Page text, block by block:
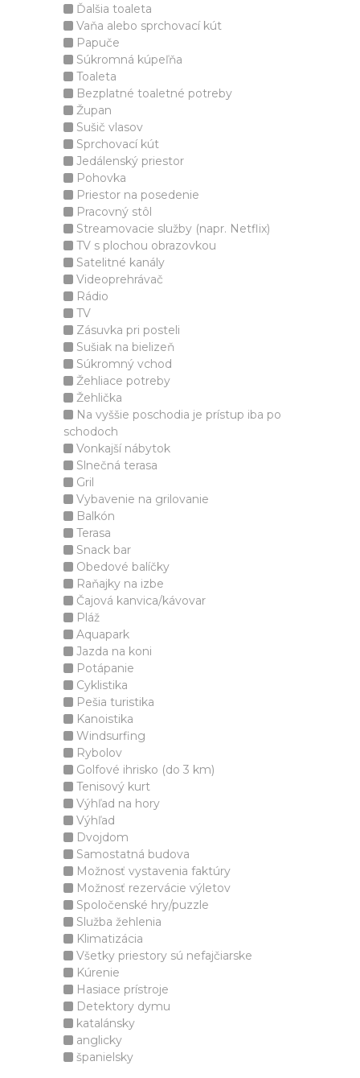
Ďalšia toaleta
Vaňa alebo sprchovací kút
Papuče
Súkromná kúpeľňa
Toaleta
Bezplatné toaletné potreby
Župan
Sušič vlasov
Sprchovací kút
Jedálenský priestor
Pohovka
Priestor na posedenie
Pracovný stôl
Streamovacie služby (napr. Netflix)
TV s plochou obrazovkou
Satelitné kanály
Videoprehrávač
Rádio
TV
Zásuvka pri posteli
Sušiak na bielizeň
Súkromný vchod
Žehliace potreby
Žehlička
Na vyššie poschodia je prístup iba po
schodoch
Vonkajší nábytok
Slnečná terasa
Gril
Vybavenie na grilovanie
Balkón
Terasa
Snack bar
Obedové balíčky
Raňajky na izbe
Čajová kanvica/kávovar
Pláž
Aquapark
Jazda na koni
Potápanie
Cyklistika
Pešia turistika
Kanoistika
Windsurfing
Rybolov
Golfové ihrisko (do 3 km)
Tenisový kurt
Výhľad na hory
Výhľad
Dvojdom
Samostatná budova
Možnosť vystavenia faktúry
Možnosť rezervácie výletov
Spoločenské hry/puzzle
Služba žehlenia
Klimatizácia
Všetky priestory sú nefajčiarske
Kúrenie
Hasiace prístroje
Detektory dymu
katalánsky
anglicky
španielsky